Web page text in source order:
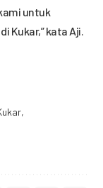
untuk
Kukar,” kata Aji.